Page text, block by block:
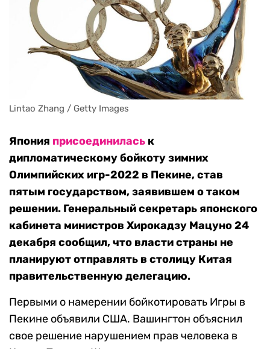
Lintao Zhang / Getty Images
Япония присоединилась к
дипломатическому бойкоту зимних
Олимпийских игр-2022 в Пекине, став
пятым государством, заявившем о таком
решении. Генеральный секретарь японского
кабинета министров Хирокадзу Мацуно 24
декабря сообщил, что власти страны не
планируют отправлять в столицу Китая
правительственную делегацию.
Первыми о намерении бойкотировать Игры в
Пекине объявили США. Вашингтон объяснил
свое решение нарушением прав человека в